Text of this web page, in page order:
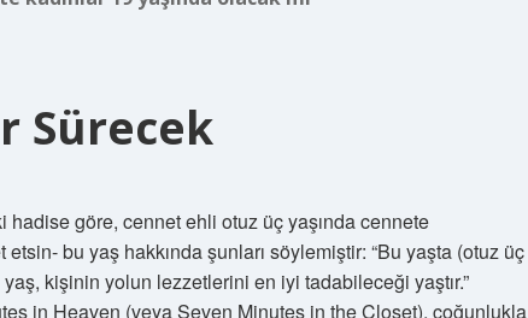
Sürecek
hadise göre, cennet ehli otuz üç yaşında cennete
bu yaş hakkında şunları söylemiştir: “Bu yaşta (otuz üç
kişinin yolun lezzetlerini en iyi tadabileceği yaştır.”
in Heaven (veya Seven Minutes in the Closet), çoğunlukla